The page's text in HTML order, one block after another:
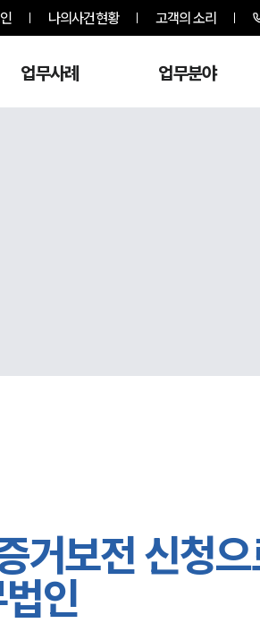
나의사건현황 고객의 소리
업무사례 업무분야
거보전 신청
인